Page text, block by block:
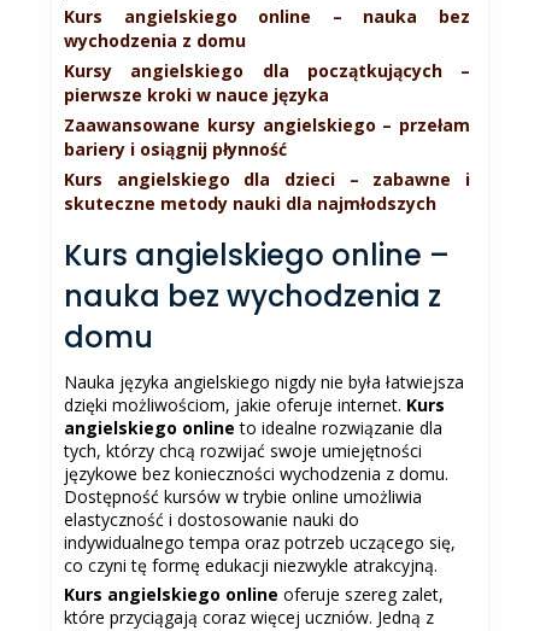
Kurs angielskiego online – nauka bez
wychodzenia z domu
Kursy angielskiego dla początkujących –
pierwsze kroki w nauce języka
Zaawansowane kursy angielskiego – przełam
bariery i osiągnij płynność
Kurs angielskiego dla dzieci – zabawne i
skuteczne metody nauki dla najmłodszych
Kurs angielskiego online –
nauka bez wychodzenia z
domu
Nauka języka angielskiego nigdy nie była łatwiejsza
dzięki możliwościom, jakie oferuje internet. Kurs
angielskiego online to idealne rozwiązanie dla
tych, którzy chcą rozwijać swoje umiejętności
językowe bez konieczności wychodzenia z domu.
Dostępność kursów w trybie online umożliwia
elastyczność i dostosowanie nauki do
indywidualnego tempa oraz potrzeb uczącego się,
co czyni tę formę edukacji niezwykle atrakcyjną.
Kurs angielskiego online oferuje szereg zalet,
które przyciągają coraz więcej uczniów. Jedną z